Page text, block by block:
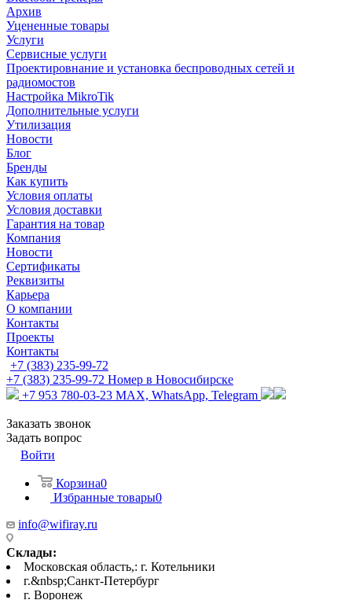
Архив
Уцененные товары
Услуги
Сервисные услуги
Проектировнание и установка беспроводных сетей и
радиомостов
Настройка MikroTik
Дополнительные услуги
Утилизация
Новости
Блог
Бренды
Как купить
Условия оплаты
Условия доставки
Гарантия на товар
Компания
Новости
Сертификаты
Реквизиты
Карьера
О компании
Контакты
Проекты
Контакты
+7 (383) 235-99-72
+7 (383) 235-99-72 Номер в Новосибирске
+7 953 780-03-23 MAX, WhatsApp, Telegram
Заказать звонок
Задать вопрос
Войти
Корзина0
Избранные товары0
info@wifiray.ru
Склады:
Московская область,: г. Котельники
г.&nbsp;Санкт-Петербург
г. Воронеж